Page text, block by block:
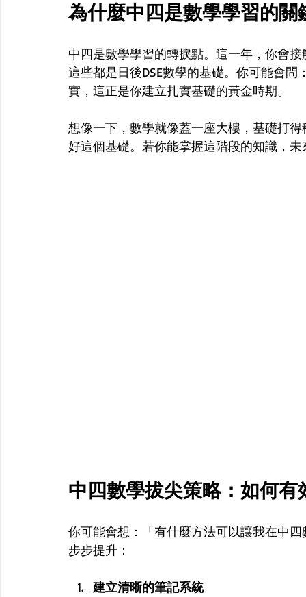
為什麼中四是數學學習的關
中四是數學學習的轉捩點。這一年，你會
這些都是日後DSE數學的基礎。你可能會
實，這正是你建立扎實基礎的黃金時期。
想像一下，數學就像蓋一座大樓，基礎打
好這個基礎。若你能掌握這階段的知識，
中四數學拔尖策略：如何有
你可能會想：「有什麼方法可以讓我在中
步步提升：
建立清晰的筆記系統